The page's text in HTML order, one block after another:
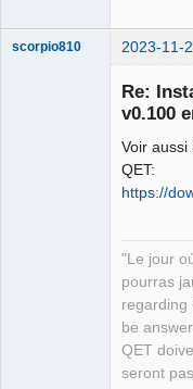
    records =     (
"2/2/
}
Headers: {
    "Content-Type" =
}
scorpio810 2023-11-
Re:
v0.100
Voir aussi
QET:
https://
"Le jour
pourras
regarding
be
QET
seront